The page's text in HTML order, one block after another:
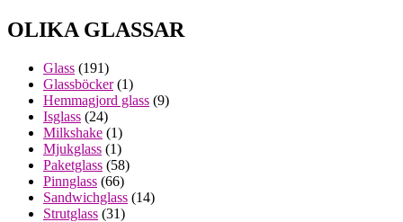
OLIKA GLASSAR
Glass (191)
Glassböcker(1)
Hemmagjord glass (9)
Isglass (24)
Milkshake (1)
Mjukglass (1)
Paketglass (58)
Pinnglass (66)
Sandwichglass (14)
Strutglass (31)